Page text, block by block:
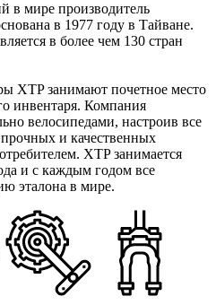
в мире производитель
в 1977 году в Тайване.
в более чем 130 стран
XTP занимают почетное место
инвентаря. Компания
велосипедами, настроив все
и качественных
XTP занимается
и с каждым годом все
эталона в мире.